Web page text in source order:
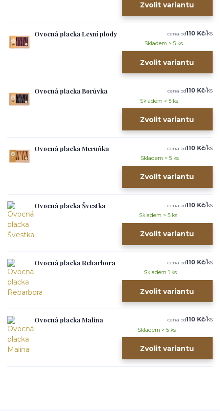
Zvolit variantu
Ovocná placka Lesní plody cena od110 Kč/ks
Skladem > 5 ks
Zvolit variantu
Ovocná placka Borůvka cena od110 Kč/ks
Skladem > 5 ks
Zvolit variantu
Ovocná placka Meruňka cena od110 Kč/ks
Skladem > 5 ks
Zvolit variantu
Ovocná placka Švestka cena od110 Kč/ks
Skladem > 5 ks
Zvolit variantu
Ovocná placka Rebarbora cena od110 Kč/ks
Skladem 1 ks
Zvolit variantu
Ovocná placka Malina cena od110 Kč/ks
Skladem > 5 ks
Zvolit variantu